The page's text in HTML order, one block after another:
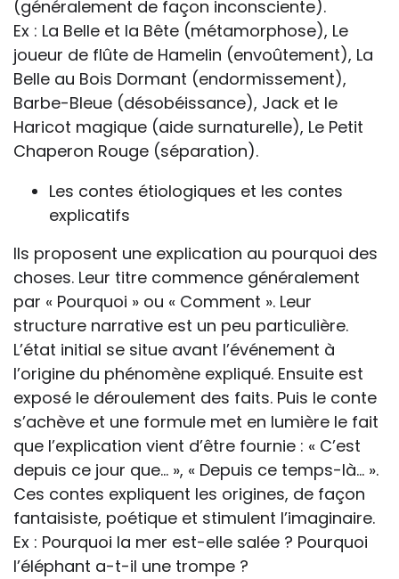
(généralement de façon inconsciente).
Ex : La Belle et la Bête (métamorphose), Le
joueur de flûte de Hamelin (envoûtement), La
Belle au Bois Dormant (endormissement),
Barbe-Bleue (désobéissance), Jack et le
Haricot magique (aide surnaturelle), Le Petit
Chaperon Rouge (séparation).
Les contes étiologiques et les contes
explicatifs
Ils proposent une explication au pourquoi des
choses. Leur titre commence généralement
par « Pourquoi » ou « Comment ». Leur
structure narrative est un peu particulière.
L’état initial se situe avant l’événement à
l’origine du phénomène expliqué. Ensuite est
exposé le déroulement des faits. Puis le conte
s’achève et une formule met en lumière le fait
que l’explication vient d’être fournie : « C’est
depuis ce jour que… », « Depuis ce temps-là… ».
Ces contes expliquent les origines, de façon
fantaisiste, poétique et stimulent l’imaginaire.
Ex : Pourquoi la mer est-elle salée ? Pourquoi
l’éléphant a-t-il une trompe ?